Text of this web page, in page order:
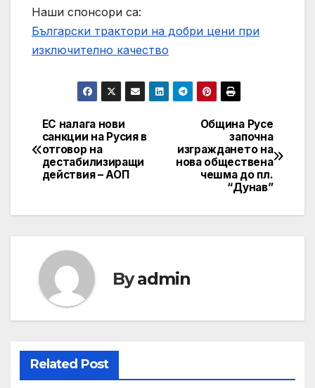
Наши спонсори са:
Български трактори на добри цени при
изключително качество
Post
navigation
Община Русе
започна
изграждането на
нова обществена
чешма до пл.
“Дунав”
ЕС налага нови
санкции на Русия в
отговор на
дестабилизиращи
действия – АОП
Byadmin
Related Post